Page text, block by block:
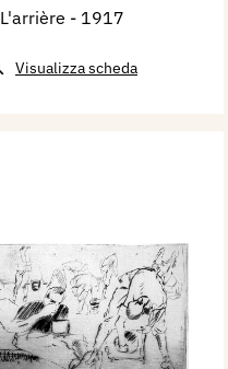
L'arrière - 1917
Visualizza scheda